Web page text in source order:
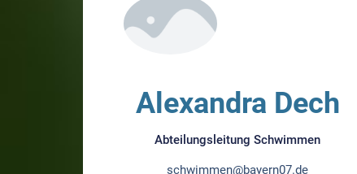
Alexandra Dech
Abteilungsleitung Schwimmen
schwimmen@bayern07.de